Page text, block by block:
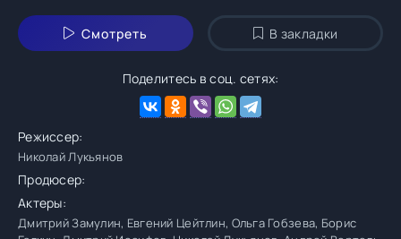
Смотреть В закладки
Поделитесь в соц. сетях:
Режиссер:
Николай Лукьянов
Продюсер:
Актеры:
Дмитрий Замулин, Евгений Цейтлин, Ольга Гобзева, Борис